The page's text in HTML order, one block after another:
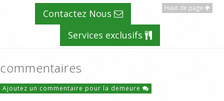
Haut de page
Contactez Nous
Services exclusifs
commentaires
Ajoutez un commentaire pour la demeure